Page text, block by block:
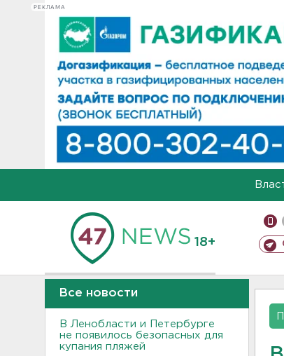
РЕКЛАМА
18+
Все новости
В Ленобласти и Петербурге
не появилось безопасных для
купания пляжей